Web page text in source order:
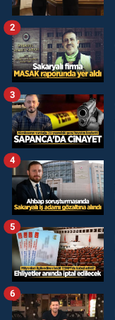
2
3
4
5
6